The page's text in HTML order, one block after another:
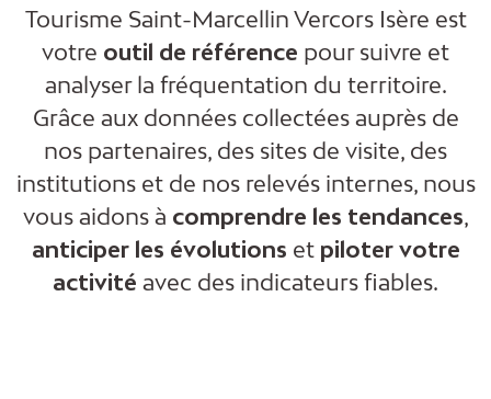
Tourisme Saint-Marcellin Vercors Isère est
votre outil de référence pour suivre et
analyser la fréquentation du territoire.
Grâce aux données collectées auprès de
nos partenaires, des sites de visite, des
institutions et de nos relevés internes, nous
vous aidons à comprendre les tendances
anticiper les évolutions et piloter votre
activité avec des indicateurs fiables.